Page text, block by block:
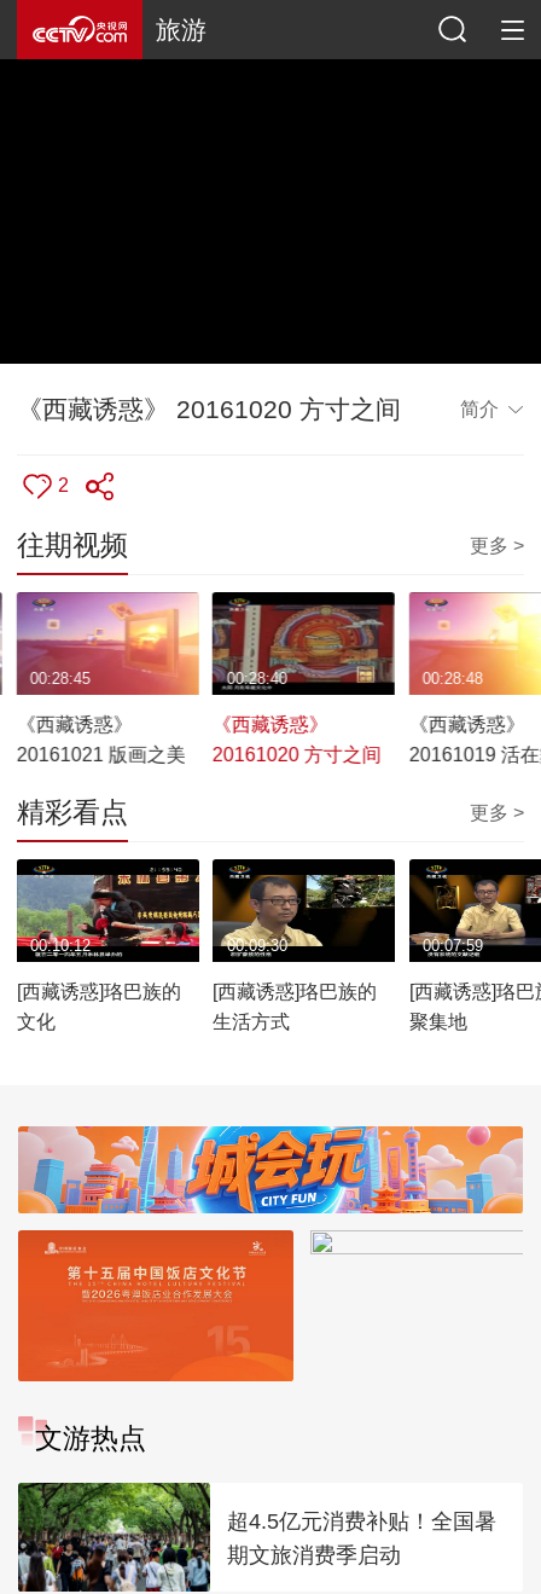
旅游
《西藏诱惑》 20161020 方寸之间 简介
2
往期视频 更多 >
《西藏诱惑》
20161021 版画之美
00:28:45
《西藏诱惑》
20161020 方寸之间
00:28:40
《西藏诱惑》
20161019 活
00:28:48
精彩看点 更多 >
[西藏诱惑]珞巴族的
文化
00:10:12
[西藏诱惑]珞巴族的
生活方式
00:09:30
[西藏诱惑]珞巴
聚集地
00:07:59
文游热点
超4.5亿元消费补贴！全国暑
期文旅消费季启动